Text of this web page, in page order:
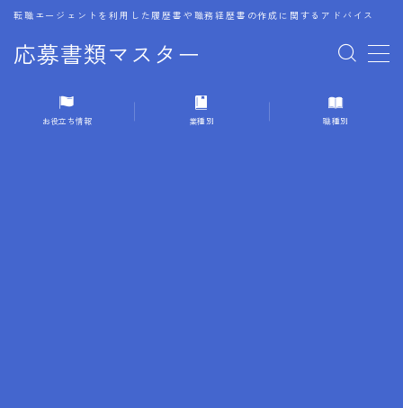
応募書類マスター
転職エージェントを利用した履歴書や職務経歴書の作成に関するアドバイス
MENU
1.履歴書のゴールデンルール
お役立ち情報 業種別 職種別